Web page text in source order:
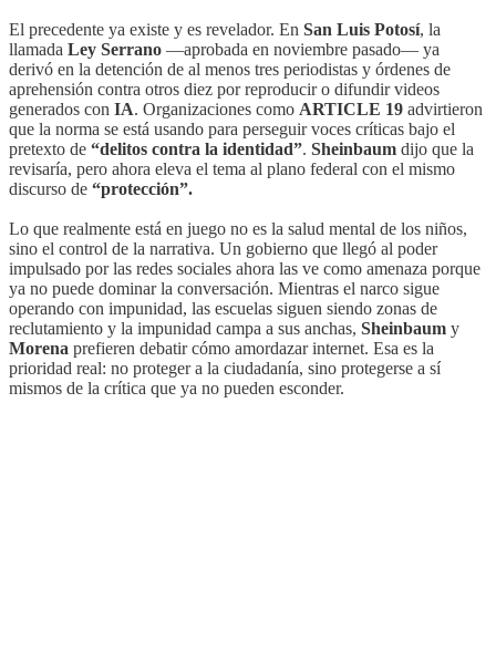
El precedente ya existe y es revelador. En San Luis Potosí, la
llamada Ley Serrano —aprobada en noviembre pasado— ya
derivó en la detención de al menos tres periodistas y órdenes de
aprehensión contra otros diez por reproducir o difundir videos
generados con IA. Organizaciones como ARTICLE 19 advirtieron
que la norma se está usando para perseguir voces críticas bajo el
pretexto de “delitos contra la identidad”. Sheinbaum dijo que la
revisaría, pero ahora eleva el tema al plano federal con el mismo
discurso de “protección”.
Lo que realmente está en juego no es la salud mental de los niños,
sino el control de la narrativa. Un gobierno que llegó al poder
impulsado por las redes sociales ahora las ve como amenaza porque
ya no puede dominar la conversación. Mientras el narco sigue
operando con impunidad, las escuelas siguen siendo zonas de
reclutamiento y la impunidad campa a sus anchas, Sheinbaum y
Morena prefieren debatir cómo amordazar internet. Esa es la
prioridad real: no proteger a la ciudadanía, sino protegerse a sí
mismos de la crítica que ya no pueden esconder.